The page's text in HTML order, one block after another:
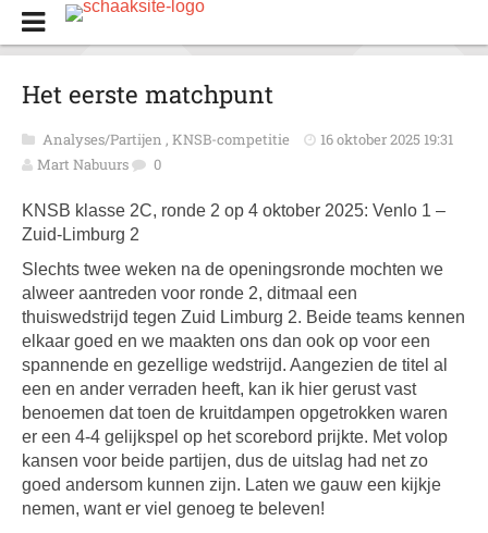
Het eerste matchpunt
Analyses/Partijen , KNSB-competitie
16 oktober 2025 19:31
Mart Nabuurs
0
KNSB klasse 2C, ronde 2 op 4 oktober 2025: Venlo 1 –
Zuid-Limburg 2
Slechts twee weken na de openingsronde mochten we
alweer aantreden voor ronde 2, ditmaal een
thuiswedstrijd tegen Zuid Limburg 2. Beide teams kennen
elkaar goed en we maakten ons dan ook op voor een
spannende en gezellige wedstrijd. Aangezien de titel al
een en ander verraden heeft, kan ik hier gerust vast
benoemen dat toen de kruitdampen opgetrokken waren
er een 4-4 gelijkspel op het scorebord prijkte. Met volop
kansen voor beide partijen, dus de uitslag had net zo
goed andersom kunnen zijn. Laten we gauw een kijkje
nemen, want er viel genoeg te beleven!